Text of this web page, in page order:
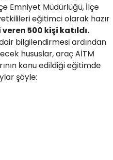
Emniyet Müdürlüğü, İlçe
eğitimci olarak hazır
500 kişi katıldı.
bilgilendirmesi ardından
hususlar, araç AİTM
konu edildiği eğitimde
şöyle: